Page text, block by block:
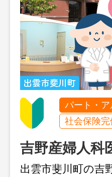
パート・ア
社会保険完
吉野産婦人科
出雲市斐川町の吉